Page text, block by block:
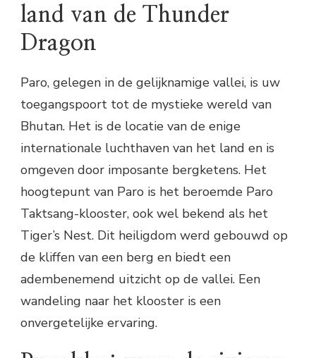
land van de Thunder
Dragon
Paro, gelegen in de gelijknamige vallei, is uw
toegangspoort tot de mystieke wereld van
Bhutan. Het is de locatie van de enige
internationale luchthaven van het land en is
omgeven door imposante bergketens. Het
hoogtepunt van Paro is het beroemde Paro
Taktsang-klooster, ook wel bekend als het
Tiger’s Nest. Dit heiligdom werd gebouwd op
de kliffen van een berg en biedt een
adembenemend uitzicht op de vallei. Een
wandeling naar het klooster is een
onvergetelijke ervaring.